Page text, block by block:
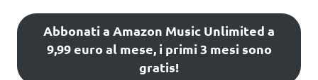
Abbonati a Amazon Music Unlimited a
9,99 euro al mese, i primi 3 mesi sono
gratis!